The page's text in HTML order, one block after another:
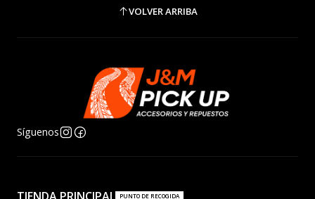
VOLVER ARRIBA
Síguenos
PUNTO DE RECOGIDA